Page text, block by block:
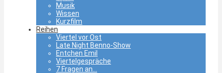
Musik
Wissen
Kurzfilm
Reihen
Viertel vor Ost
Late Night Benno-Show
Entchen Emil
Viertelgespräche
7 Fragen an…